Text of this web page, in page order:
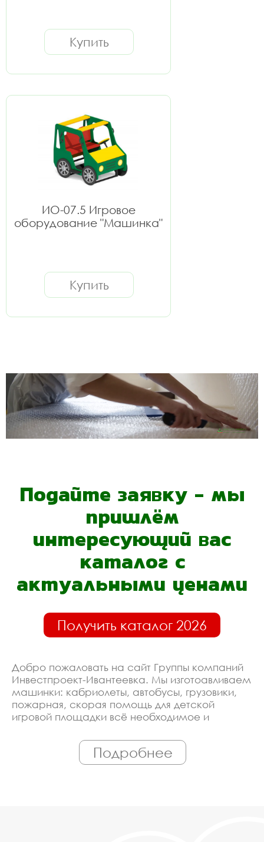
Купить
ИО-07.5 Игровое
оборудование "Машинка"
Купить
Подайте заявку - мы
пришлём
интересующий вас
каталог с
актуальными ценами
Получить каталог 2026
Добро пожаловать на сайт Группы компаний
Инвестпроект-Ивантеевка. Мы изготоавливаем
машинки: кабриолеты, автобусы, грузовики,
пожарная, скорая помощь для детской
игровой площадки всё необходимое и
производства оборудована современными
ЧПУ станками, работает только
квалифицированный персонал. Поэтому Вы
Подробнее